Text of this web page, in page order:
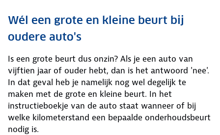
Wél een grote en kleine beurt bij
oudere auto's
Is een grote beurt dus onzin? Als je een auto van
vijftien jaar of ouder hebt, dan is het antwoord 'nee'.
In dat geval heb je namelijk nog wel degelijk te
maken met de grote en kleine beurt. In het
instructieboekje van de auto staat wanneer of bij
welke kilometerstand een bepaalde onderhoudsbeurt
nodig is.